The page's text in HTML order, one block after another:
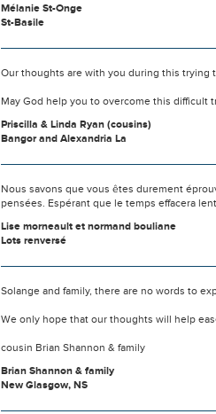
Mélanie St-Onge
St-Basile
Our thoughts are with you during this trying
May God help you to overcome this difficult
Priscilla & Linda Ryan (cousins)
Bangor and Alexandria La
Nous savons que vous êtes durement
pensées. Espérant que le temps effacera
Lise morneault et normand bouliane
Lots renversé
Solange and family, there are no words to
We only hope that our thoughts will help
cousin Brian Shannon & family
Brian Shannon & family
New Glasgow, NS